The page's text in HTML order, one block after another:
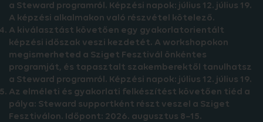
a Steward programról. Képzési napok: július 12. július 19.
A képzési alkalmakon való részvétel kötelező.
A kiválasztást követően egy gyakorlatorientált
képzési időszak veszi kezdetét. A workshopokon
megismerheted a Sziget Fesztivál önkéntes
programját, és tapasztalt szakemberektől tanulhatsz
a Steward programról. Képzési napok: július 12. július 19.
Az elméleti és gyakorlati felkészítést követően tiéd a
pálya: Steward supportként részt veszel a Sziget
Fesztiválon. Időpont: 2026. augusztus 8–15.